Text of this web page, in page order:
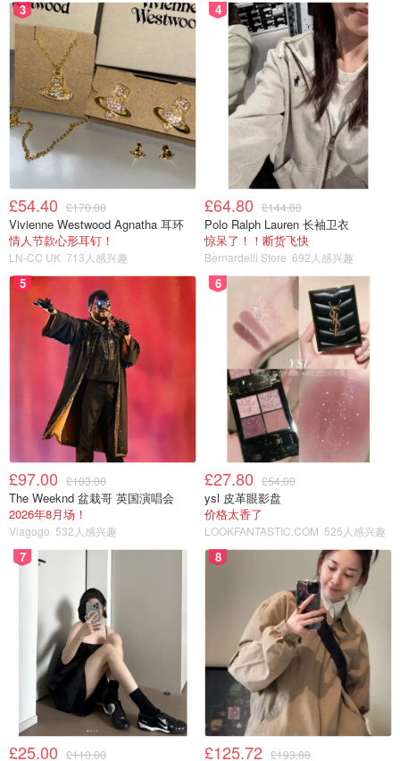
3
£54.40 £170.00
Vivienne Westwood Agnatha 耳环
情人节款心形耳钉！
LN-CC UK 713人感兴趣
4
£64.80 £144.00
Polo Ralph Lauren 长袖卫衣
惊呆了！！断货飞快
Bernardelli Store 692人感兴趣
5
£97.00 £103.00
The Weeknd 盆栽哥 英国演唱会
2026年8月场！
Viagogo 532人感兴趣
6
£27.80 £54.00
ysl 皮革眼影盘
价格太香了
LOOKFANTASTIC.COM 525人感兴趣
7
£25.00 £110.00
8
£125.72 £193.00